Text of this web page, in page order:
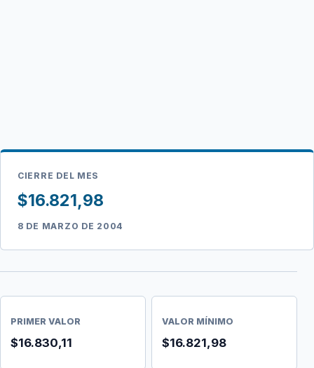
CIERRE DEL MES
$16.821,98
8 DE MARZO DE 2004
PRIMER VALOR
$16.830,11
VALOR MÍNIMO
$16.821,98